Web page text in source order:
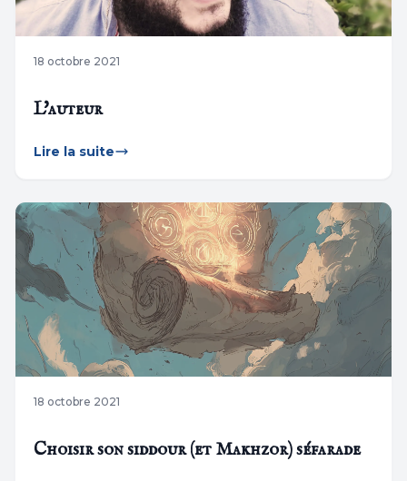
18 octobre 2021
L'auteur
Lire la suite
18 octobre 2021
Choisir son siddour (et Makhzor) séfarade